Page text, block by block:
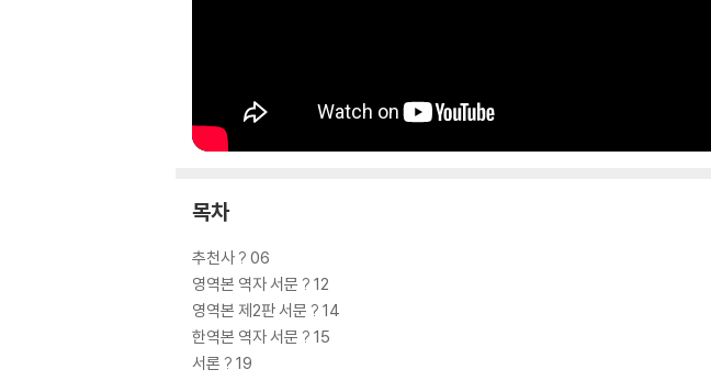
목차
추천사 ? 06
영역본 역자 서문 ? 12
영역본 제2판 서문 ? 14
한역본 역자 서문 ? 15
서론 ? 19